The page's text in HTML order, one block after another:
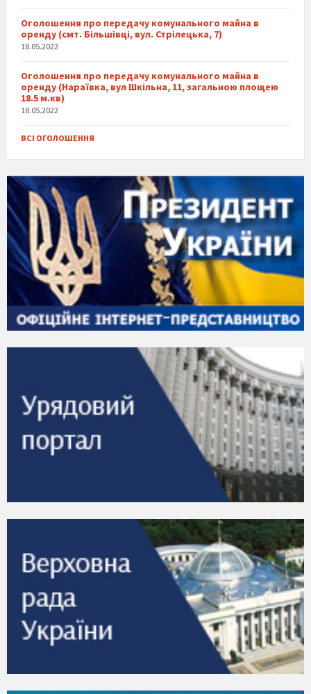
Оголошення про передачу комунального майна в
оренду (смт. Більшівці, вул. Стрілецька, 7)
18.05.2022
Оголошення про передачу комунального майна в
оренду (Нараївка, вул Шкільна, 11, загальною площею
18.5 м.кв)
18.05.2022
ВСІ ОГОЛОШЕННЯ